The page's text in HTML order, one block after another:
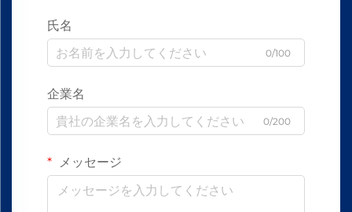
氏名
0/100
企業名
0/200
メッセージ